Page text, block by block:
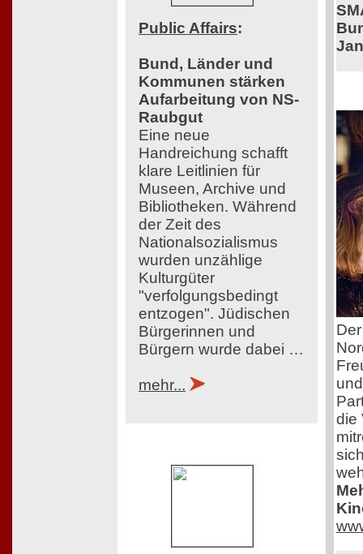
Public Affairs:
Bund, Länder und
Kommunen stärken
Aufarbeitung von NS-
Raubgut
Eine neue
Handreichung schafft
klare Leitlinien für
Museen, Archive und
Bibliotheken. Während
der Zeit des
Nationalsozialismus
wurden unzählige
Kulturgüter
"verfolgungsbedingt
entzogen". Jüdischen
Bürgerinnen und
Bürgern wurde dabei …
mehr...
die